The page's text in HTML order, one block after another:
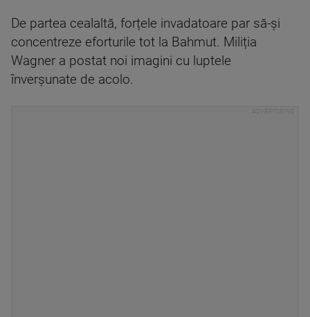
De partea cealaltă, forțele invadatoare par să-și
concentreze eforturile tot la Bahmut. Miliția
Wagner a postat noi imagini cu luptele
înverșunate de acolo.